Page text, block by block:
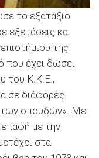
το εξατάξιο
εξετάσεις και
της
που έχει δώσει
του Κ.Κ.Ε.,
σε διάφορες
των σπουδών». Με
επαφή με την
στα